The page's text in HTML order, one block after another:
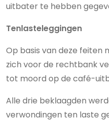
uitbater te hebben
Tenlasteleggingen
Op basis van deze feiten
zich voor de rechtbank
tot moord op de café-
Alle drie beklaagden
verwondingen ten laste